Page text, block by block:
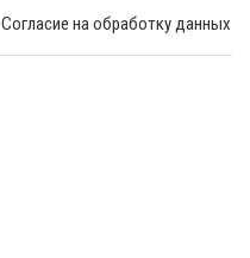
Согласие на обработку данных